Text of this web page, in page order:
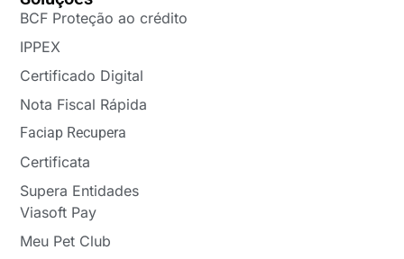
BCF Proteção ao crédito
IPPEX
Certificado Digital
Nota Fiscal Rápida
Faciap Recupera
Certificata
Supera Entidades
Viasoft Pay
Meu Pet Club